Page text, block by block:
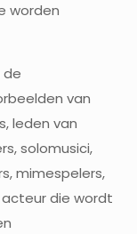
worden
de
van
leden van
solomusici,
mimespelers,
die wordt